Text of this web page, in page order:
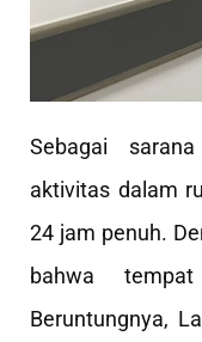
Sebagai
aktivitas dalam
24 jam penuh.
bahwa
Beruntungnya,